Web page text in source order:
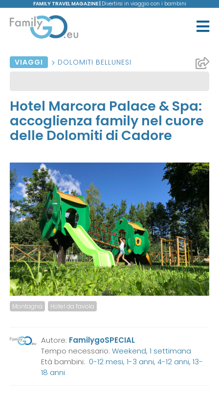
FAMILY TRAVEL MAGAZINE | Divertirsi in viaggio con i bambini
VIAGGI DOLOMITI BELLUNESI
Hotel Marcora Palace & Spa:
accoglienza family nel cuore
delle Dolomiti di Cadore
Montagna Hotel da favola
Autore: FamilygoSPECIAL
Tempo necessario:Weekend, 1 settimana
Età bambini:0-12 mesi,1-3 anni,4-12 anni,13-
18 anni